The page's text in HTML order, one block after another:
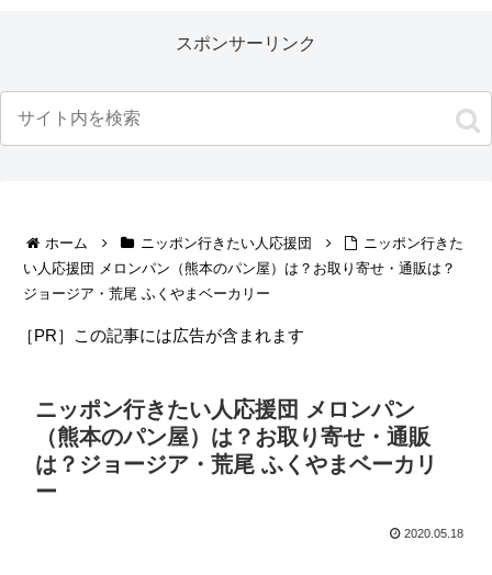
スポンサーリンク
ホーム ニッポン行きたい人応援団
ニッポン行きた
い人応援団 メロンパン（熊本のパン屋）は？お取り寄せ・通販は？
ジョージア・荒尾 ふくやまベーカリー
［PR］この記事には広告が含まれます
ニッポン行きたい人応援団 メロンパン
（熊本のパン屋）は？お取り寄せ・通販
は？ジョージア・荒尾 ふくやまベーカリ
ー
2020.05.18